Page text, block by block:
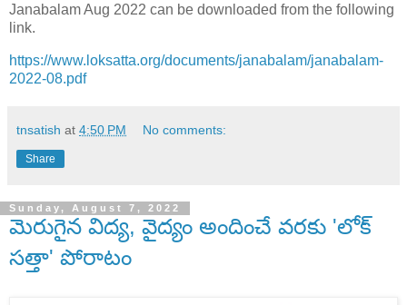
Janabalam Aug 2022 can be downloaded from the following
link.
https://www.loksatta.org/documents/janabalam/janabalam-
2022-08.pdf
tnsatish at 4:50 PM No comments:
Share
Sunday, August 7, 2022
మెరుగైన విద్య, వైద్యం అందించే వరకు 'లోక్
సత్తా' పోరాటం